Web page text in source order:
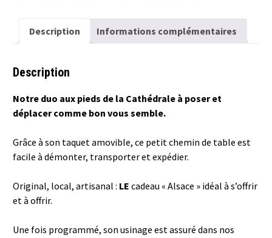
Description Informations complémentaires
Description
Notre duo aux pieds de la Cathédrale à poser et
déplacer comme bon vous semble.
Grâce à son taquet amovible, ce petit chemin de table est
facile à démonter, transporter et expédier.
Original, local, artisanal : LE cadeau « Alsace » idéal à s’offrir
et à offrir.
Une fois programmé, son usinage est assuré dans nos